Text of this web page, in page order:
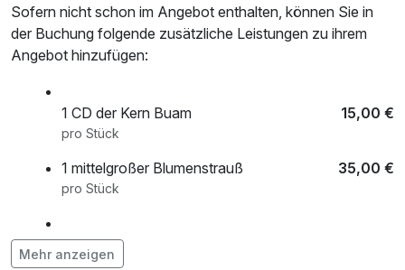
Sofern nicht schon im Angebot enthalten, können Sie in
der Buchung folgende zusätzliche Leistungen zu ihrem
Angebot hinzufügen:
1 CD der Kern Buam 15,00 €
pro Stück
1 mittelgroßer Blumenstrauß 35,00 €
pro Stück
Hund
Mehr anzeigen